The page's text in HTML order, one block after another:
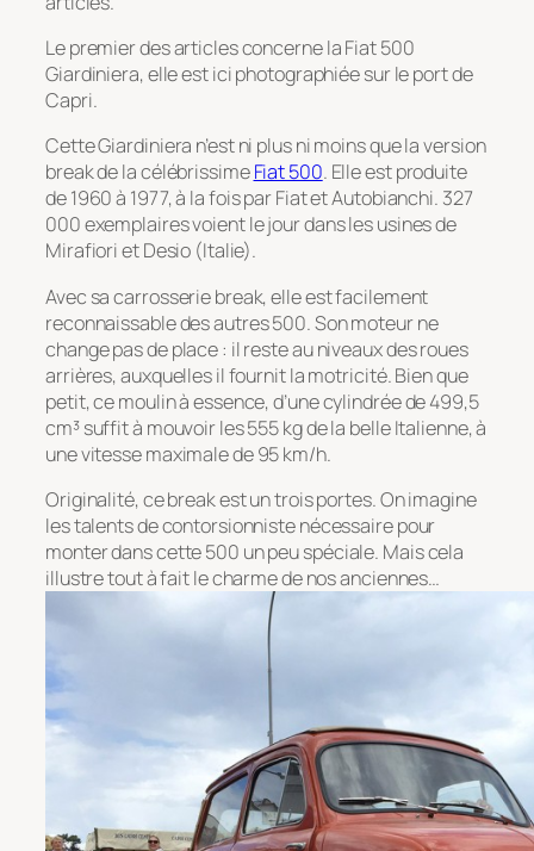
Le premier des articles concerne la Fiat 500
Giardiniera, elle est ici photographiée sur le port de
Capri.
Cette Giardiniera n’est ni plus ni moins que la version
break de la célébrissimeFiat 500. Elle est produite
de 1960 à 1977, à la fois par Fiat et Autobianchi. 327
000 exemplaires voient le jour dans les usines de
Mirafiori et Desio (Italie).
Avec sa carrosserie break, elle est facilement
reconnaissable des autres 500. Son moteur ne
change pas de place : il reste au niveaux des roues
arrières, auxquelles il fournit la motricité. Bien que
petit, ce moulin à essence, d’une cylindrée de 499,5
cm³ suffit à mouvoir les 555 kg de la belle Italienne, à
une vitesse maximale de 95 km/h.
Originalité, ce break est un trois portes. On imagine
les talents de contorsionniste nécessaire pour
monter dans cette 500 un peu spéciale. Mais cela
illustre tout à fait le charme de nos anciennes…